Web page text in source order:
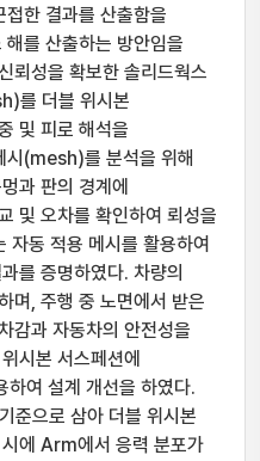
한 결과를 산출함을
를 산출하는 방안임을
뢰성을 확보한 솔리드웍스
를 더블 위시본
및 피로 해석을
시(mesh)를 분석을 위해
과 판의 경계에
및 오차를 확인하여 뢰성을
동 적용 메시를 활용하여
를 증명하였다. 차량의
며, 주행 중 노면에서 받은
감과 자동차의 안전성을
시본 서스페션에
하여 설계 개선을 하였다.
준으로 삼아 더블 위시본
에 Arm에서 응력 분포가